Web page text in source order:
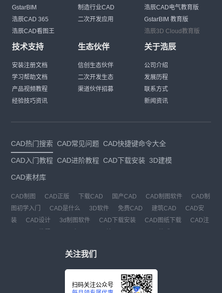
GstarBIM
浩辰CAD 365
浩辰CAD看图王
制造行业CAD
二次开发应用
浩辰CAD电气教育版
GstarBIM 教育版
浩辰3D Cloud教育版
技术支持
安装注册文档
学习帮助文档
产品视频教程
经验技巧资讯
生态伙伴
信创生态伙伴
二次开发生态
渠道伙伴招募
关于浩辰
公司介绍
发展历程
联系方式
新闻资讯
CAD热门搜索 CAD常见问题 CAD快捷键命令大全
CAD入门教程 CAD进阶教程 CAD下载安装 3D建模
CAD素材库
CAD制图 CAD正版 下载CAD 国产CAD CAD制图软件
CAD制
图初学入门
CAD是什么 3D软件 免费CAD 建筑CAD
CAD安
装
CAD设计 3d制图软件 CAD下载安装 CAD图纸下载
CAD注
关注我们
扫码关注公众号